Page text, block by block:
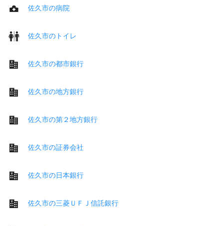
佐久市の病院
佐久市のトイレ
佐久市の都市銀行
佐久市の地方銀行
佐久市の第２地方銀行
佐久市の証券会社
佐久市の日本銀行
佐久市の三菱ＵＦＪ信託銀行